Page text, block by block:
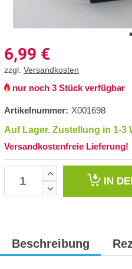
6,99 €
zzgl. Versandkosten
nur noch 3 Stück verfügbar
Artikelnummer: X001698
Auf Lager. Zustellung in 1-3
Versandkostenfreie Lieferung!
IN
Beschreibung